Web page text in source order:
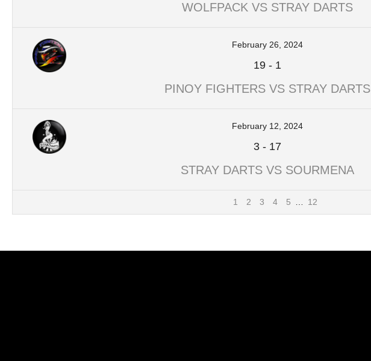
WOLFPACK VS STRAY DARTS
February 26, 2024
19- 1
PINOY FIGHTERS VS STRAY DARTS
February 12, 2024
3- 17
STRAY DARTS VS SOURMENA
1 2 3 4 5 12